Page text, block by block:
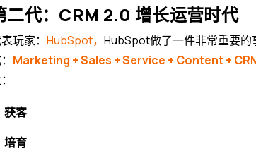
二代：CRM 2.0 增长运营时代
玩家：HubSpot，HubSpot做了一件非常重要
Marketing + Sales + Service + Content +
获客
培育